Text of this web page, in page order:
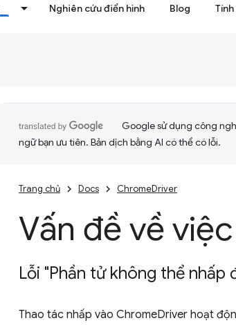
Nghiên cứu điển hình Blog
Google sử dụng công
ngữ bạn ưu tiên. Bản dịch bằng AI có thể có lỗi.
Trang chủ Docs ChromeDriver
Vấn đề về
Lỗi "Phần tử không thể nhấp
Thao tác nhấp vào ChromeDriver hoạt